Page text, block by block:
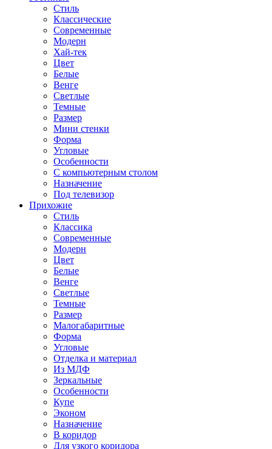
Стиль
Классические
Современные
Модерн
Хай-тек
Цвет
Белые
Венге
Светлые
Темные
Размер
Мини стенки
Форма
Угловые
Особенности
С компьютерным столом
Назначение
Под телевизор
Прихожие
Стиль
Классика
Современные
Модерн
Цвет
Белые
Венге
Светлые
Темные
Размер
Малогабаритные
Форма
Угловые
Отделка и материал
Из МДФ
Зеркальные
Особенности
Купе
Эконом
Назначение
В коридор
Для узкого коридора